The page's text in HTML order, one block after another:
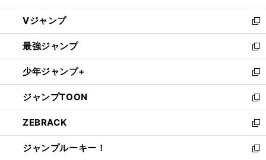
ウ
ィ
ン
ド
ウ
で
開
く
し
い
ウ
ィ
ン
ド
ウ
で
開
く
Vジャンプ
新
し
い
ウ
ィ
ン
ド
ウ
で
開
く
最強ジャンプ
新
し
い
ウ
ィ
ン
ド
ウ
で
少年ジャンプ+
新
し
い
ウ
ィ
ン
ド
ジャンプTOON
新
し
い
ウ
ィ
ZEBRACK
新
し
い
ジャンプルーキー！
新